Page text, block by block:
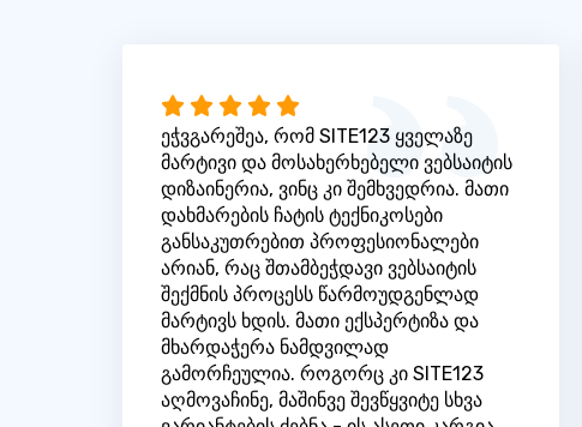
ეჭვგარეშეა, რომ SITE123 ყველაზე
მარტივი და მოსახერხებელი ვებსაიტის
დიზაინერია, ვინც კი შემხვედრია. მათი
დახმარების ჩატის ტექნიკოსები
განსაკუთრებით პროფესიონალები
არიან, რაც შთამბეჭდავი ვებსაიტის
შექმნის პროცესს წარმოუდგენლად
მარტივს ხდის. მათი ექსპერტიზა და
მხარდაჭერა ნამდვილად
გამორჩეულია. როგორც კი SITE123
აღმოვაჩინე, მაშინვე შევწყვიტე სხვა